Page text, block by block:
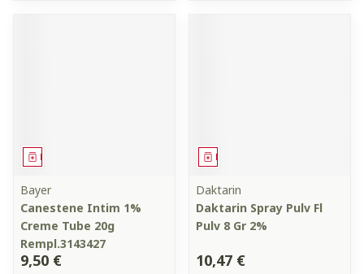
Médicament
Bayer
Canestene Intim 1%
Creme Tube 20g
Rempl.3143427
9,50 €
Médicament
Daktarin
Daktarin Spray Pulv Fl
Pulv 8 Gr 2%
10,47 €